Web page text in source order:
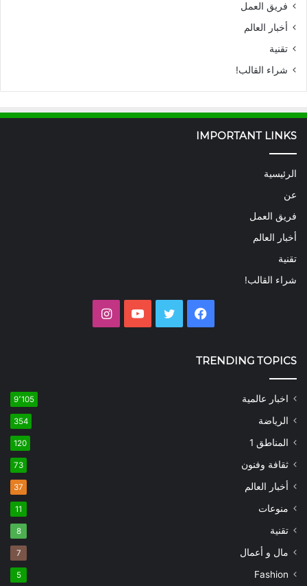
فريق العمل
أخبار العالم
تقنية
شراء القالب!
IMPORTANT LINKS
الرئيسية
عن
فريق العمل
أخبار العالم
تقنية
شراء القالب!
فيسبوك تويتر يوتيوب
TRENDING TOPICS
اخبار عالمية 9٬105
الرياضة 354
المناطق 1 120
ثقافة وفنون 73
أخبار العالم 37
منوعات 11
تقنية 8
مال و أعمال 7
Fashion
5